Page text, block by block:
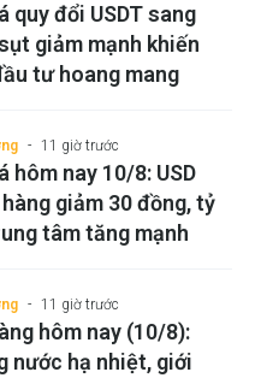
quy đổi USDT sang
giảm mạnh khiến
tư hoang mang
11 giờ trước
hôm nay 10/8: USD
giảm 30 đồng, tỷ
tâm tăng mạnh
11 giờ trước
hôm nay (10/8):
nước hạ nhiệt, giới